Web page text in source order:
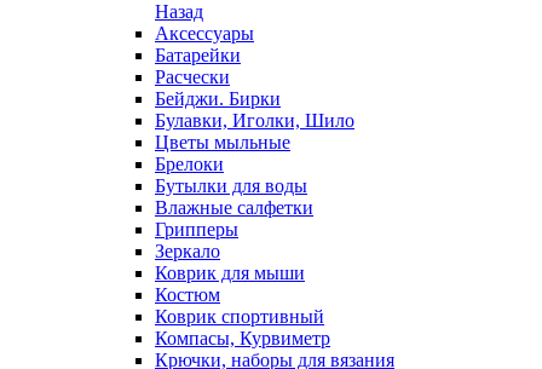
Назад
Аксессуары
Батарейки
Расчески
Бейджи. Бирки
Булавки, Иголки, Шило
Цветы мыльные
Брелоки
Бутылки для воды
Влажные салфетки
Грипперы
Зеркало
Коврик для мыши
Костюм
Коврик спортивный
Компасы, Курвиметр
Крючки, наборы для вязания